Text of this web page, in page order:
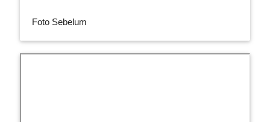
Foto Sebelum